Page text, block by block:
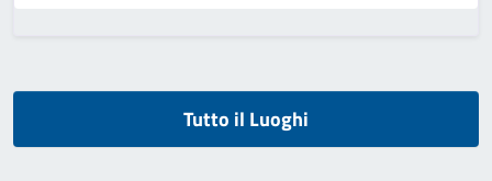
Tutto il Luoghi